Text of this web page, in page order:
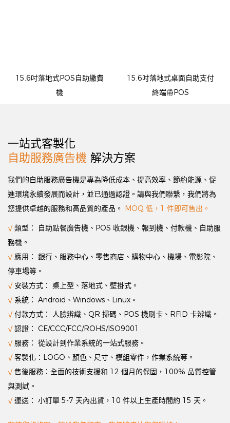
15.6吋落地式POS自助繳費
機
15.6吋落地式桌面自助支付
終端帶POS
一站式客製化
自助服務廣告機 解決方案
我們的自助服務廣告機是專為降低成本、提高效率、節約能源、促
進環境永續發展而設計，並已通過認證。請與我們聯繫，我們將為
您提供卓越的服務和高品質的產品。 MOQ 低，1 件即可售出。
√類型： 自助點餐廣告機、POS 收銀機、報到機、付款機、自助服
務機。
√ 應用： 銀行、服務中心、零售商店、購物中心、機場、電影院、
停車場等。
√ 安裝方式： 桌上型、落地式、壁掛式。
√ 系統： Android、Windows、Linux。
√付款方式： 人臉辨識、QR 掃碼、POS 機刷卡、RFID 卡辨識。
√認證： CE/CCC/FCC/ROHS/ISO9001
√ 服務： 從設計到作業系統的一站式服務。
√客製化：LOGO、顏色、尺寸、模組零件，作業系統等。
√售後服務：全面的技術支援和 12 個月的保固，100% 品質控管
與測試。
√運送： 小訂單 5-7 天內出貨，10 件以上生產時間約 15 天。